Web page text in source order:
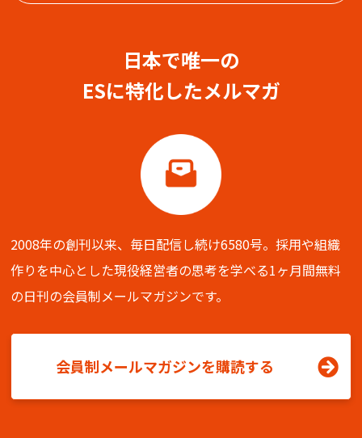
日本で唯一の
ESに特化したメルマガ
2008年の創刊以来、毎日配信し続け6580号。採用や組織
作りを中心とした現役経営者の思考を学べる1ヶ月間無料
の日刊の会員制メールマガジンです。
会員制メールマガジンを購読する